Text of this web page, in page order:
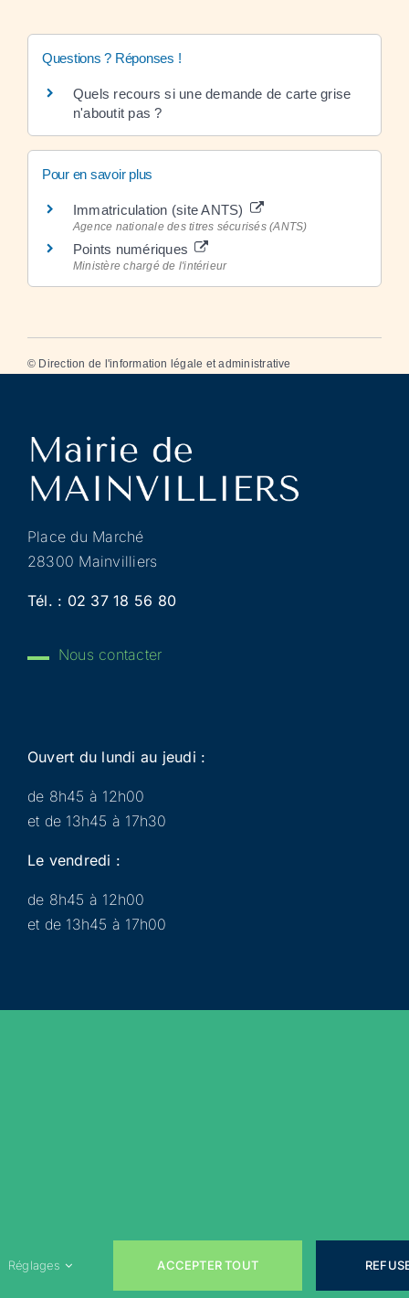
Questions ? Réponses !
Quels recours si une demande de carte grise
n'aboutit pas ?
Pour en savoir plus
Immatriculation (site ANTS)
Agence nationale des titres sécurisés (ANTS)
Points numériques
Ministère chargé de l'intérieur
© Direction de l'information légale et administrative
Place du Marché
28300 Mainvilliers
Tél. : 02 37 18 56 80
Nous contacter
Ouvert du lundi au jeudi :
de 8h45 à 12h00
et de 13h45 à 17h30
Le vendredi :
de 8h45 à 12h00
et de 13h45 à 17h00
Réglages ACCEPTER TOUT